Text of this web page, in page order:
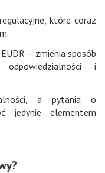
które coraz
– zmienia sposób
i
a pytania o
jedynie elementem